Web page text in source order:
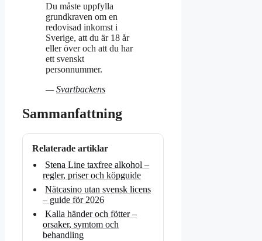
Du måste uppfylla
grundkraven om en
redovisad inkomst i
Sverige, att du är 18 år
eller över och att du har
ett svenskt
personnummer.
—Svartbackens
Sammanfattning
Relaterade artiklar
Stena Line taxfree alkohol –
regler, priser och köpguide
Nätcasino utan svensk licens
– guide för 2026
Kalla händer och fötter –
orsaker, symtom och
behandling